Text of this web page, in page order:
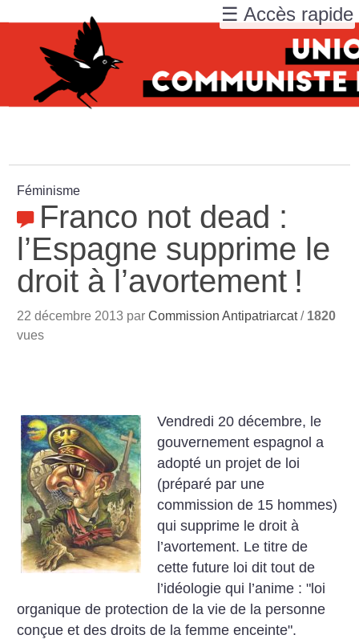
Féminisme
Franco not dead :
l’Espagne supprime le
droit à l’avortement !
22 décembre 2013 parCommission Antipatriarcat/ 1820
vues
Vendredi 20 décembre, le
gouvernement espagnol a
adopté un projet de loi
(préparé par une
commission de 15 hommes)
qui supprime le droit à
l’avortement. Le titre de
cette future loi dit tout de
l’idéologie qui l’anime : "loi
organique de protection de la vie de la personne
conçue et des droits de la femme enceinte".
☰ Accès rapide